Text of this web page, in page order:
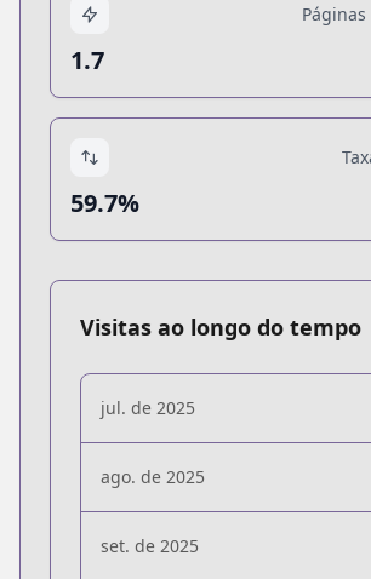
1.7
59.7%
Visitas ao longo do tempo
jul. de 2025
ago. de 2025
set. de 2025